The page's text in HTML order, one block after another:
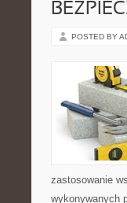
POSTED BY
zastosowanie
wykonywanych